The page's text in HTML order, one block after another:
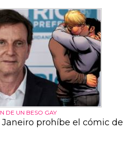
DE UN BESO GAY
prohíbe el cómic de